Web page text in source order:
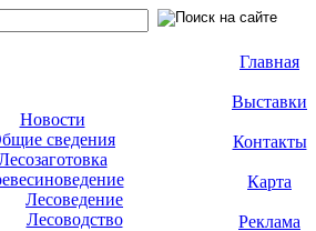
Главная
Выставки
Контакты
Карта
Реклама
Новости
сведения
Лесоведение
Лесоводство